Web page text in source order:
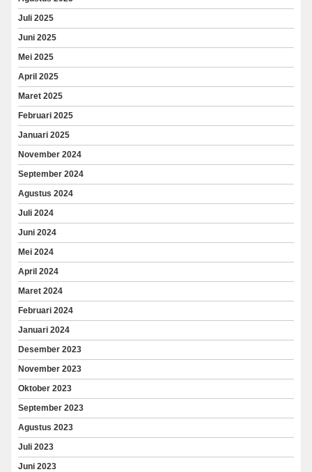
Juli 2025
Juni 2025
Mei 2025
April 2025
Maret 2025
Februari 2025
Januari 2025
November 2024
September 2024
Agustus 2024
Juli 2024
Juni 2024
Mei 2024
April 2024
Maret 2024
Februari 2024
Januari 2024
Desember 2023
November 2023
Oktober 2023
September 2023
Agustus 2023
Juli 2023
Juni 2023